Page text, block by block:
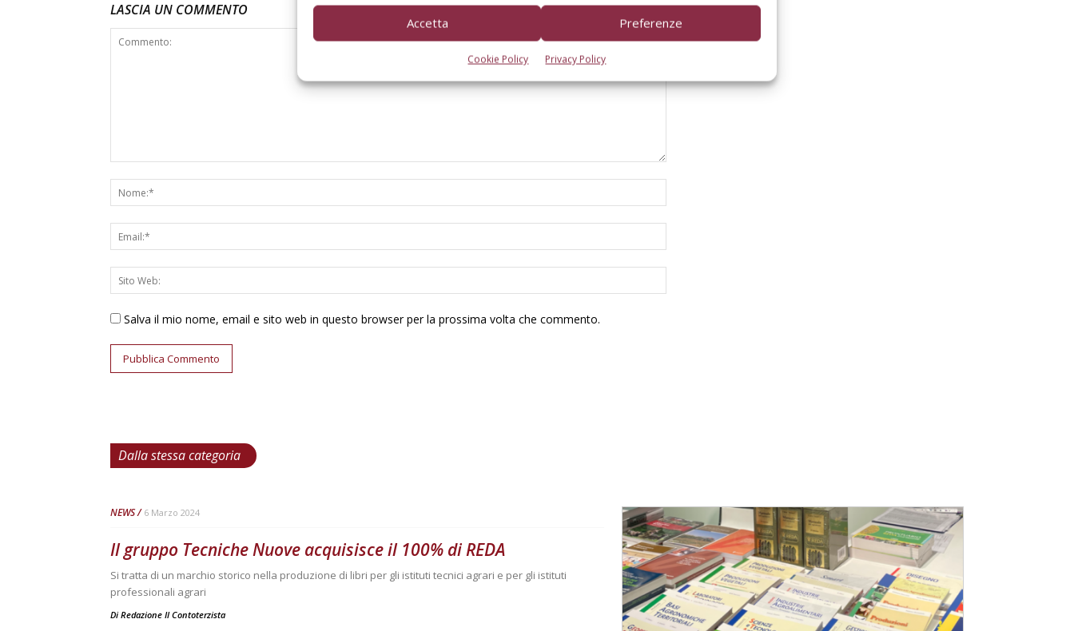
Accetta Preferenze
Cookie Policy Privacy Policy
LASCIA UN COMMENTO
Salva il mio nome, email e sito web in questo browser per la prossima volta che commento.
Dalla stessa categoria
NEWS 6 Marzo 2024
Il gruppo Tecniche Nuove acquisisce il 100% di REDA
Si tratta di un marchio storico nella produzione di libri per gli istituti tecnici agrari e per gli istituti
professionali agrari
Di Redazione Il Contoterzista